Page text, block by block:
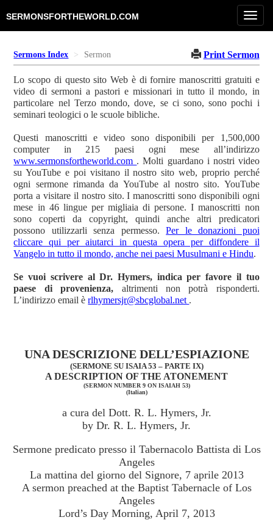
SERMONSFORTHEWORLD.COM
Sermons Index Sermon Print Sermon
Lo scopo di questo sito Web è di fornire manoscritti gratuiti e
video di sermoni a pastori e missionari in tutto il mondo, in
particolare nel Terzo mondo, dove, se ci sono, sono pochi i
seminari teologici o le scuole bibliche.
Questi manoscritti e video sono disponibili per 1,500,000
computer in 215 paesi ogni mese all’indirizzo
www.sermonsfortheworld.com . Molti guardano i nostri video
su YouTube e poi visitano il nostro sito web, proprio perché
ogni sermone rimanda da YouTube al nostro sito. YouTube
porta a visitare il nostro sito. I manoscritti sono disponibili ogni
mese in 46 lingue per migliaia di persone. I manoscritti non
sono coperti da copyright, quindi anche altri predicatori
possono utilizzarli senza permesso.Per le donazioni puoi
cliccare qui per aiutarci in questa opera per diffondere il
Vangelo in tutto il mondo, anche nei paesi Musulmani e Hindu.
Se vuoi scrivere al Dr. Hymers, indica per favore il tuo
paese di provenienza, altrimenti non potrà risponderti.
L’indirizzo email èrlhymersjr@sbcglobal.net .
UNA DESCRIZIONE DELL’ESPIAZIONE
(SERMONE SU ISAIA 53 – PARTE IX)
A DESCRIPTION OF THE ATONEMENT
(SERMON NUMBER 9 ON ISAIAH 53)
(Italian)
a cura del Dott. R. L. Hymers, Jr.
by Dr. R. L. Hymers, Jr.
Sermone predicato presso il Tabernacolo Battista di Los
Angeles
La mattina del giorno del Signore, 7 aprile 2013
A sermon preached at the Baptist Tabernacle of Los
Angeles
Lord’s Day Morning, April 7, 2013